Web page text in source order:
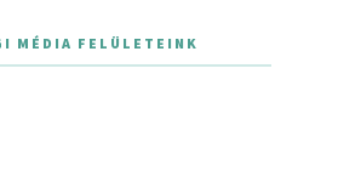
MÉDIA FELÜLETEINK